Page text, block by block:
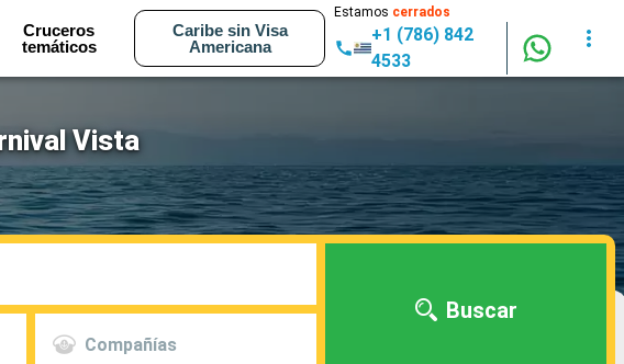
Cruceros
temáticos
Caribe sin Visa
Americana
Estamos cerrados
+1 (786) 842
4533
Vista
Compañías
Buscar